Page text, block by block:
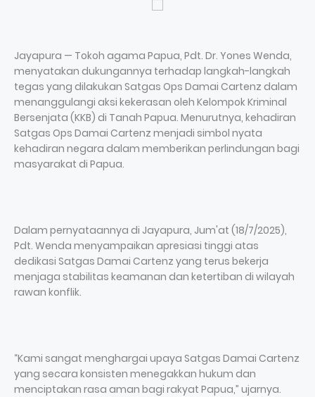
Jayapura — Tokoh agama Papua, Pdt. Dr. Yones Wenda,
menyatakan dukungannya terhadap langkah-langkah
tegas yang dilakukan Satgas Ops Damai Cartenz dalam
menanggulangi aksi kekerasan oleh Kelompok Kriminal
Bersenjata (KKB) di Tanah Papua. Menurutnya, kehadiran
Satgas Ops Damai Cartenz menjadi simbol nyata
kehadiran negara dalam memberikan perlindungan bagi
masyarakat di Papua.
Dalam pernyataannya di Jayapura, Jum'at (18/7/2025),
Pdt. Wenda menyampaikan apresiasi tinggi atas
dedikasi Satgas Damai Cartenz yang terus bekerja
menjaga stabilitas keamanan dan ketertiban di wilayah
rawan konflik.
“Kami sangat menghargai upaya Satgas Damai Cartenz
yang secara konsisten menegakkan hukum dan
menciptakan rasa aman bagi rakyat Papua,” ujarnya.